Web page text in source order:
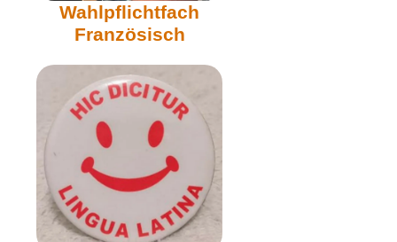
Wahlpflichtfach
Französisch